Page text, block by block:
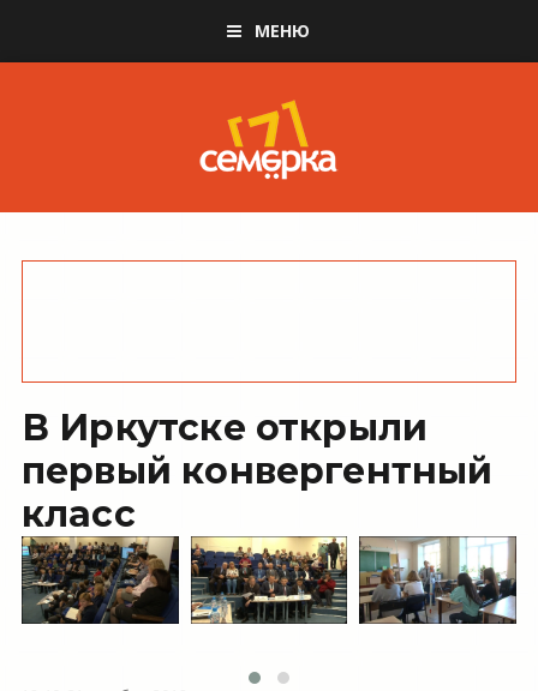
МЕНЮ
В Иркутске открыли
первый конвергентный
класс